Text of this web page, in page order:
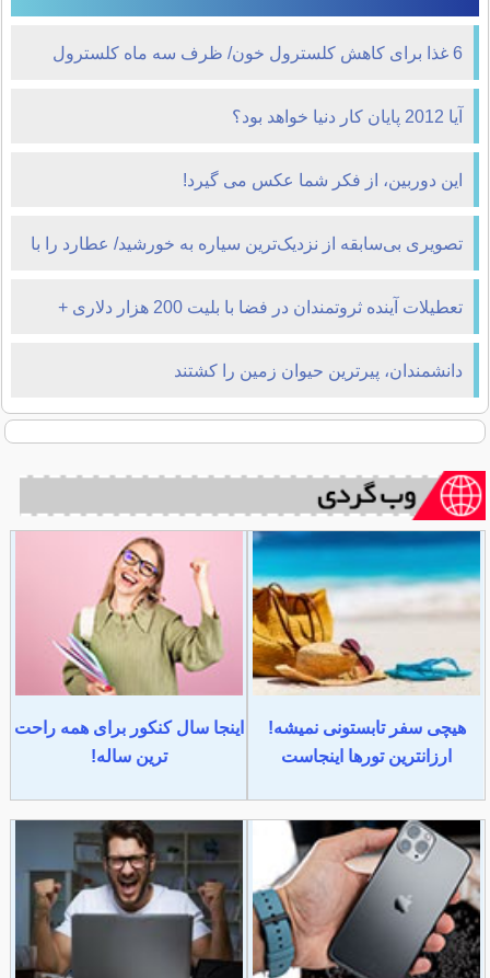
6 غذا برای کاهش کلسترول خون/ ظرف سه ماه کلسترول
خود را تنظیم کنید
آیا 2012 پایان کار دنیا خواهد بود؟
این دوربین، از فکر شما عکس می گیرد!
تصویری بی‌سابقه از نزدیک‌ترین سیاره به خورشید/ عطارد را با
رنگهای عجیب ببینید
تعطیلات آینده ثروتمندان در فضا با بلیت 200 هزار دلاری +
دانشمندان، پیرترین حیوان زمین را کشتند
هیچی سفر تابستونی نمیشه!
ارزانترین تورها اینجاست
اینجا سال کنکور برای همه راحت
ترین ساله!